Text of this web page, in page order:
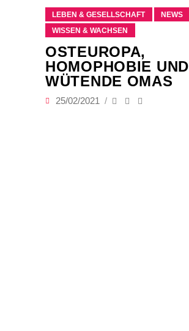
LEBEN & GESELLSCHAFT
NEWS
WISSEN & WACHSEN
OSTEUROPA,
HOMOPHOBIE UND
WÜTENDE OMAS
25/02/2021